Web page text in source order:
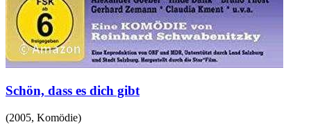
Schön, dass es dich gibt
(2005, Komödie)